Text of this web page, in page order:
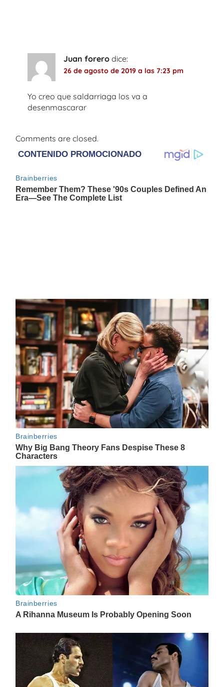
Juan forero dice:
26 de agosto de 2019 a las 7:23 pm
Yo creo que saldarriaga los va a
desenmascarar
Comments are closed.